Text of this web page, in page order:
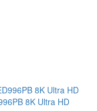
8K Ultra HD